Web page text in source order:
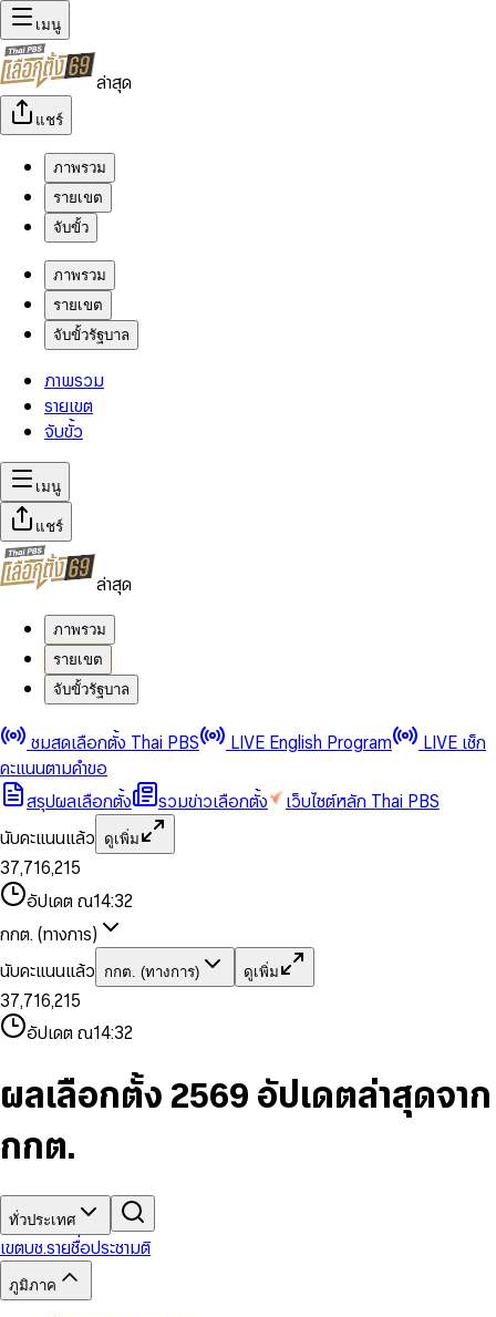
เมนู
ล่าสุด
แชร์
ภาพรวม
รายเขต
จับขั้ว
ภาพรวม
รายเขต
จับขั้วรัฐบาล
ภาพรวม
รายเขต
จับขั้ว
เมนู
แชร์
ล่าสุด
ภาพรวม
รายเขต
จับขั้วรัฐบาล
ชมสดเลือกตั้ง Thai PBS LIVE English Program
LIVE เช็ก
คะแนนตามคำขอ
สรุปผลเลือกตั้ง
รวมข่าวเลือกตั้ง
เว็บไซต์หลัก Thai PBS
นับคะแนนแล้ว
ดูเพิ่ม
0
1
2
3
4
5
6
8
9
0
1
2
3
4
5
6
7
8
9
,
0
1
2
4
6
7
8
9
0
1
2
3
4
5
6
7
8
9
0
1
3
5
6
7
8
9
,
1
2
4
5
7
8
9
0
1
3
4
6
7
8
9
0
2
3
4
5
7
8
อัปเดต ณ14:32
กกต. (ทางการ)
นับคะแนนแล้ว
กกต. (ทางการ) ดูเพิ่ม
0
1
2
3
4
5
7
8
0
1
2
4
5
6
7
8
9
,
0
1
2
4
6
7
8
9
0
1
2
3
5
6
8
9
0
1
3
5
6
7
8
,
1
2
4
6
7
9
0
1
3
5
6
8
9
0
2
3
4
5
7
9
อัปเดต ณ14:32
ผลเลือกตั้ง 2569 อัปเดตล่าสุดจาก
กกต.
ทั่วประเทศ
เขตบช.รายชื่อประชามติ
ภูมิภาค